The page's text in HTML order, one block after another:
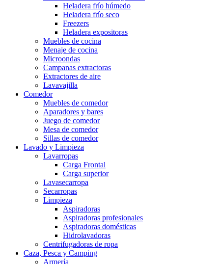
Heladera frío húmedo
Heladera frío seco
Freezers
Heladera expositoras
Muebles de cocina
Menaje de cocina
Microondas
Campanas extractoras
Extractores de aire
Lavavajilla
Comedor
Muebles de comedor
Aparadores y bares
Juego de comedor
Mesa de comedor
Sillas de comedor
Lavado y Limpieza
Lavarropas
Carga Frontal
Carga superior
Lavasecarropa
Secarropas
Limpieza
Aspiradoras
Aspiradoras profesionales
Aspiradoras domésticas
Hidrolavadoras
Centrifugadoras de ropa
Caza, Pesca y Camping
Armería